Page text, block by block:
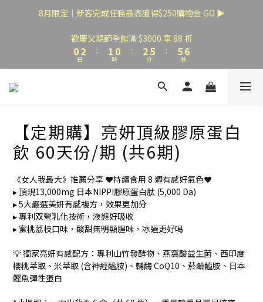
8月限定｜新客完成任務最高獲得$250購物金 GO ▶
歡慶父親節全館滿 $3000 享 88 折
3
1
0
5
3
2
1
日
:
4
2
1
0
3
1
0
時
:
5
3
2
1
8
6
5
4
分
:
8
6
5
4
2
8
6
5
4
2
秒
【定期購】亮妍頂級膠原蛋白
飲 60天份/期 (共6期)
《女人我最大》推薦分享 ❤️持續食用 8 週有感好氣色❤️
▸ 頂規13,000mg 日本NIPPI膠原蛋白肽 (5,000 Da)
▸ 5大嚴選美妍有感複方，效果更加分
▸ 專利双營乳化技術，液態好吸收
▸ 蜜桃荔枝口味，酸甜無明顯腥味，冰過更好喝
💡 獨家亮妍有感配方：專利山竹發酵物、燕窩酸益生菌、西印度
櫻桃萃取、米萃取 (含神經醯胺)、輔酶 CoQ10、菸鹼醯胺、日本
鰹魚彈性蛋白